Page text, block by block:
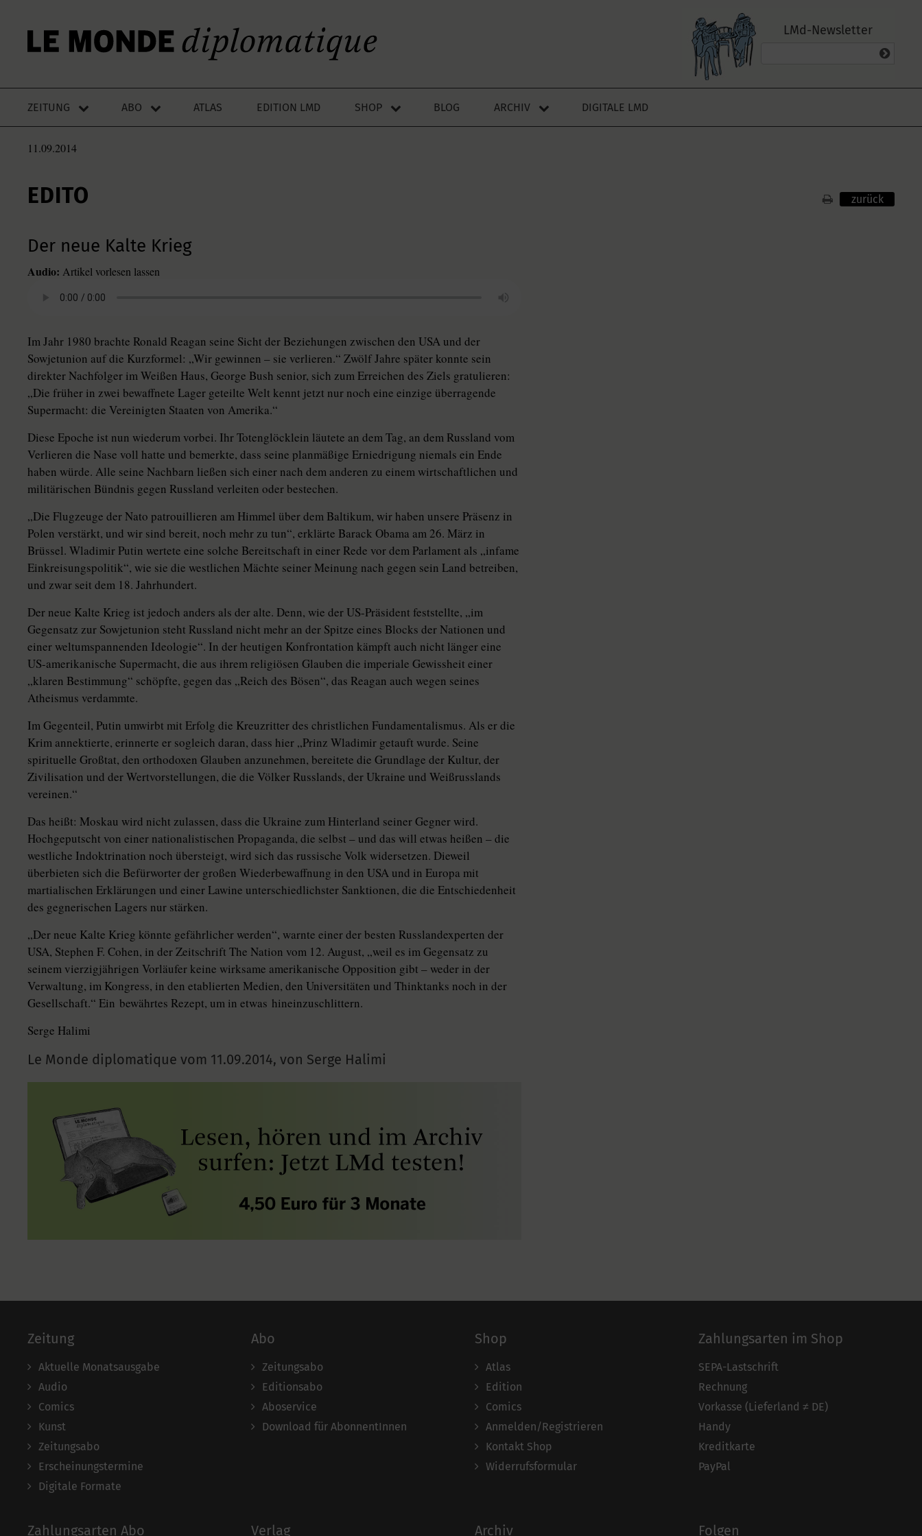
LMd-Newsletter
ZEITUNG ABO ATLAS EDITION LMD SHOP BLOG ARCHIV DIGITALE LMD
11.09.2014
EDITO zurück
Der neue Kalte Krieg
Audio: Artikel vorlesen lassen
Im Jahr 1980 brachte Ronald Reagan seine Sicht der Beziehungen zwischen den USA und der
Sowjetunion auf die Kurzformel: „Wir gewinnen – sie verlieren.“ Zwölf Jahre später konnte sein
direkter Nachfolger im Weißen Haus, George Bush senior, sich zum Erreichen des Ziels gratulieren:
„Die früher in zwei bewaffnete Lager geteilte Welt kennt jetzt nur noch eine einzige überragende
Supermacht: die Vereinigten Staaten von Amerika.“
Diese Epoche ist nun wiederum vorbei. Ihr Totenglöcklein läutete an dem Tag, an dem Russland vom
Verlieren die Nase voll hatte und bemerkte, dass seine planmäßige Erniedrigung niemals ein Ende
haben würde. Alle seine Nachbarn ließen sich einer nach dem anderen zu einem wirtschaftlichen und
militärischen Bündnis gegen Russland verleiten oder bestechen.
„Die Flugzeuge der Nato patrouillieren am Himmel über dem Baltikum, wir haben unsere Präsenz in
Polen verstärkt, und wir sind bereit, noch mehr zu tun“, erklärte Barack Obama am 26. März in
Brüssel. Wladimir Putin wertete eine solche Bereitschaft in einer Rede vor dem Parlament als „infame
Einkreisungspolitik“, wie sie die westlichen Mächte seiner Meinung nach gegen sein Land betreiben,
und zwar seit dem 18. Jahrhundert.
Der neue Kalte Krieg ist jedoch anders als der alte. Denn, wie der US-Präsident feststellte, „im
Gegensatz zur Sowjetunion steht Russland nicht mehr an der Spitze eines Blocks der Nationen und
einer weltumspannenden Ideologie“. In der heutigen Konfrontation kämpft auch nicht länger eine
US-amerikanische Supermacht, die aus ihrem religiösen Glauben die imperiale Gewissheit einer
„klaren Bestimmung“ schöpfte, gegen das „Reich des Bösen“, das Reagan auch wegen seines
Atheismus verdammte.
Im Gegenteil, Putin umwirbt mit Erfolg die Kreuzritter des christlichen Fundamentalismus. Als er die
Krim annektierte, erinnerte er sogleich daran, dass hier „Prinz Wladimir getauft wurde. Seine
spirituelle Großtat, den orthodoxen Glauben anzunehmen, bereitete die Grundlage der Kultur, der
Zivilisation und der Wertvorstellungen, die die Völker Russlands, der Ukraine und Weißrusslands
vereinen.“
Das heißt: Moskau wird nicht zulassen, dass die Ukraine zum Hinterland seiner Gegner wird.
Hochgeputscht von einer nationalistischen Propaganda, die selbst – und das will etwas heißen – die
westliche Indoktrination noch übersteigt, wird sich das russische Volk widersetzen. Dieweil
überbieten sich die Befürworter der großen Wiederbewaffnung in den USA und in Europa mit
martialischen Erklärungen und einer Lawine unterschiedlichster Sanktionen, die die Entschiedenheit
des gegnerischen Lagers nur stärken.
„Der neue Kalte Krieg könnte gefährlicher werden“, warnte einer der besten Russlandexperten der
USA, Stephen F. Cohen, in der Zeitschrift The Nation vom 12. August, „weil es im Gegensatz zu
seinem vierzigjährigen Vorläufer keine wirksame amerikanische Opposition gibt – weder in der
Verwaltung, im Kongress, in den etablierten Medien, den Universitäten und Thinktanks noch in der
Gesellschaft.“ Ein bewährtes Rezept, um in etwas hineinzuschlittern.
Serge Halimi
Le Monde diplomatique vom 11.09.2014, von Serge Halimi
Zeitung
Aktuelle Monatsausgabe
Audio
Comics
Kunst
Zeitungsabo
Erscheinungstermine
Digitale Formate
Abo
Zeitungsabo
Editionsabo
Aboservice
Download für AbonnentInnen
Shop
Atlas
Edition
Comics
Anmelden/Registrieren
Kontakt Shop
Widerrufsformular
Zahlungsarten im Shop
SEPA-Lastschrift
Rechnung
Vorkasse (Lieferland ≠ DE)
Handy
Kreditkarte
PayPal
Zahlungsarten Abo Verlag Archiv Folgen